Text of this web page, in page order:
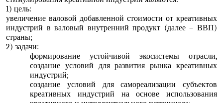
1) цель:
увеличение валовой добавленной стоимости от креативных
индустрий в валовый внутренний продукт (далее – ВВП)
страны;
2) задачи:
формирование устойчивой экосистемы отрасли,
создание условий для развития рынка креативных
индустрий;
создание условий для самореализации субъектов
креативных индустрий на основе использования